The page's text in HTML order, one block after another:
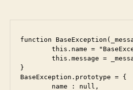
function
}
BaseException.prototype = {